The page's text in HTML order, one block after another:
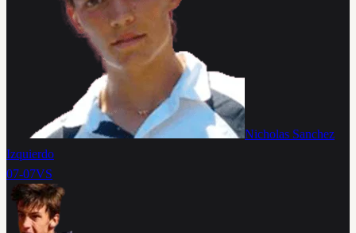
Nicholas Sanchez
Izquierdo
07-07VS